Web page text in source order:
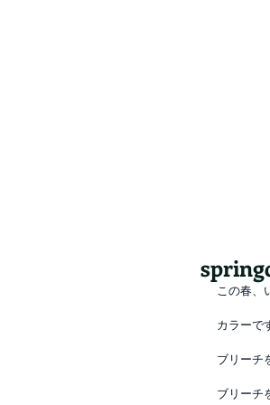
この春、
カラーで
ブリーチ
ブリーチ